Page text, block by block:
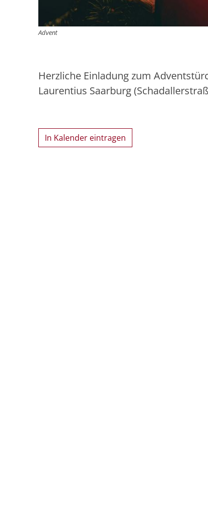
Advent
Herzliche Einladung zum
Laurentius Saarburg
In Kalender eintragen